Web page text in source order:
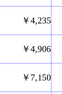
￥4,235
￥4,906
￥7,150